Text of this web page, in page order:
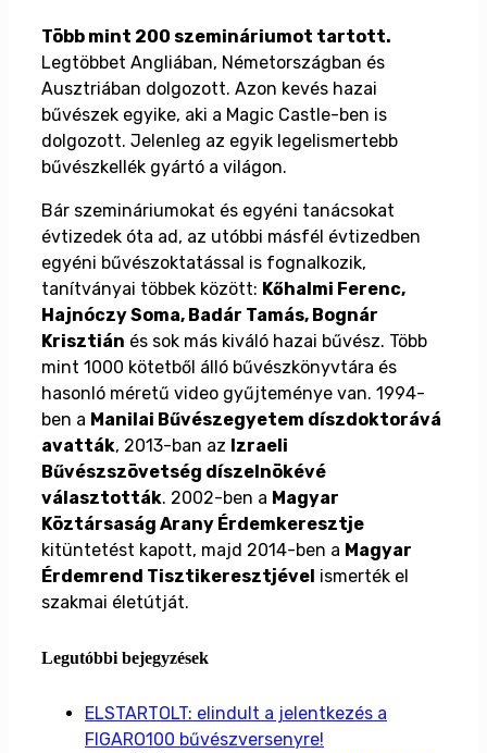
Több mint 200 szemináriumot tartott.
Legtöbbet Angliában, Németországban és
Ausztriában dolgozott. Azon kevés hazai
bűvészek egyike, aki a Magic Castle-ben is
dolgozott. Jelenleg az egyik legelismertebb
bűvészkellék gyártó a világon.
Bár szemináriumokat és egyéni tanácsokat
évtizedek óta ad, az utóbbi másfél évtizedben
egyéni bűvészoktatással is fognalkozik,
tanítványai többek között: Kőhalmi Ferenc,
Hajnóczy Soma, Badár Tamás, Bognár
Krisztián és sok más kiváló hazai bűvész. Több
mint 1000 kötetből álló bűvészkönyvtára és
hasonló méretű video gyűjteménye van. 1994-
ben a Manilai Bűvészegyetem díszdoktorává
avatták, 2013-ban az Izraeli
Bűvészszövetség díszelnökévé
választották. 2002-ben a Magyar
Köztársaság Arany Érdemkeresztje
kitüntetést kapott, majd 2014-ben a Magyar
Érdemrend Tisztikeresztjével ismerték el
szakmai életútját.
Legutóbbi bejegyzések
ELSTARTOLT: elindult a jelentkezés a
FIGARO100 bűvészversenyre!